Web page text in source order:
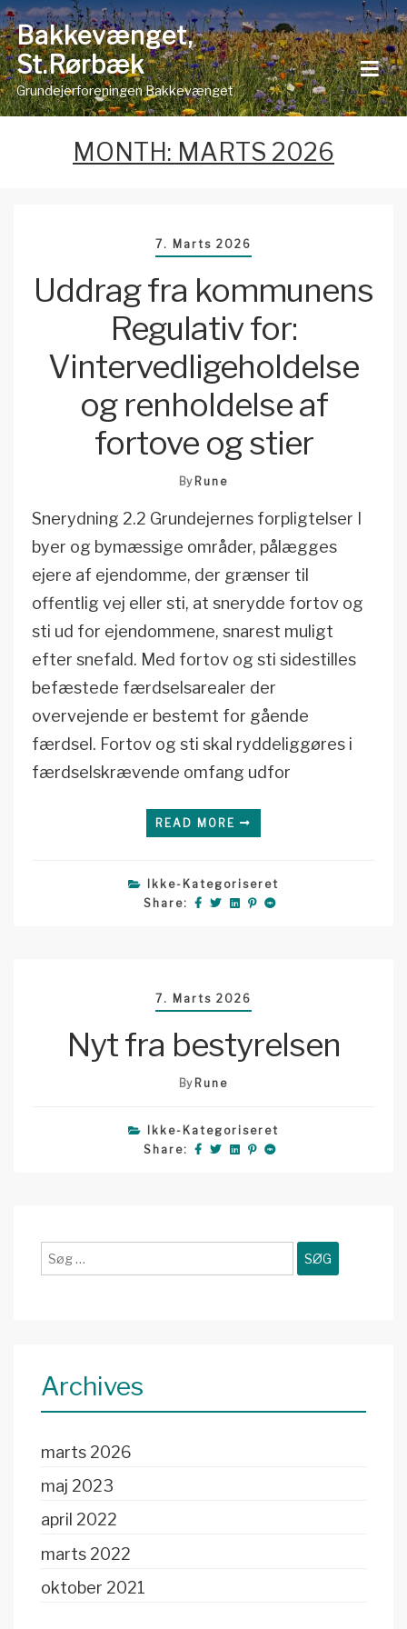
Skip
to
content
Bakkevænget,
St.Rørbæk
Grundejerforeningen Bakkevænget
MONTH: MARTS 2026
7. Marts 2026
Uddrag fra kommunens
Regulativ for:
Vintervedligeholdelse
og renholdelse af
fortove og stier
By Rune
Snerydning 2.2 Grundejernes forpligtelser I
byer og bymæssige områder, pålægges
ejere af ejendomme, der grænser til
offentlig vej eller sti, at snerydde fortov og
sti ud for ejendommene, snarest muligt
efter snefald. Med fortov og sti sidestilles
befæstede færdselsarealer der
overvejende er bestemt for gående
færdsel. Fortov og sti skal ryddeliggøres i
færdselskrævende omfang udfor
READ MORE
Ikke-Kategoriseret
Share:
7. Marts 2026
Nyt fra bestyrelsen
By Rune
Ikke-Kategoriseret
Share:
efter:
Archives
marts 2026
maj 2023
april 2022
marts 2022
oktober 2021